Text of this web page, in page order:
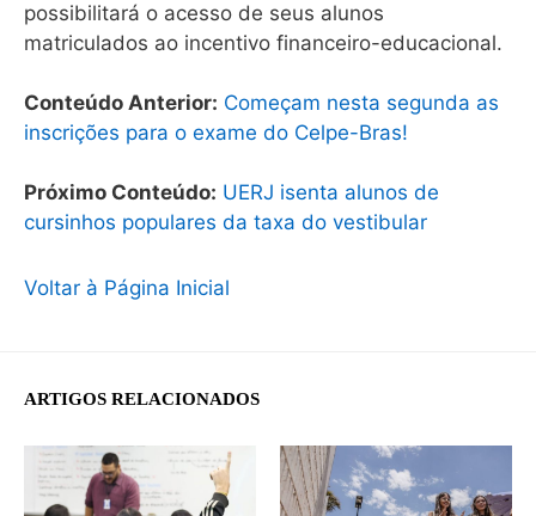
possibilitará o acesso de seus alunos
matriculados ao incentivo financeiro-educacional.
Conteúdo Anterior: Começam nesta segunda as
inscrições para o exame do Celpe-Bras!
Próximo Conteúdo: UERJ isenta alunos de
cursinhos populares da taxa do vestibular
Voltar à Página Inicial
ARTIGOS RELACIONADOS